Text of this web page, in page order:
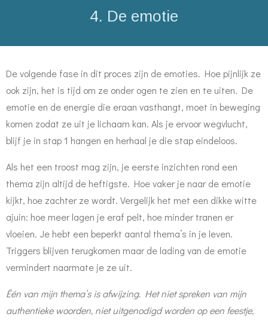
4. De emotie
De volgende fase in dit proces zijn de emoties. Hoe pijnlijk ze
ook zijn, het is tijd om ze onder ogen te zien en te uiten. De
emotie en de energie die eraan vasthangt, moet in beweging
komen zodat ze uit je lichaam kan. Als je ervoor wegvlucht,
blijf je in stap 1 hangen en herhaal je die stap eindeloos.
Als het een troost mag zijn, je eerste inzichten rond een
thema zijn altijd de heftigste. Hoe vaker je naar de emotie
kijkt, hoe zachter ze wordt. Vergelijk het met een dikke witte
ajuin: hoe meer lagen je eraf pelt, hoe minder tranen er
vloeien. Je hebt een beperkt aantal thema’s in je leven.
Triggers blijven terugkomen maar de lading van de emotie
vermindert naarmate je ze uit.
Één van mijn thema’s is afwijzing. Het niet spreken van mijn
authentieke woorden, niet uitgenodigd worden op een feestje,